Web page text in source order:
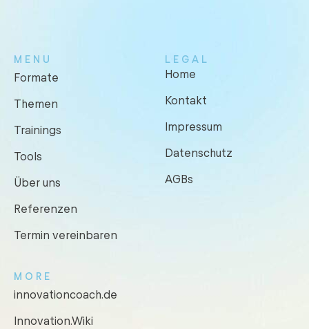
MENU
Formate
Themen
Trainings
Tools
Über uns
Referenzen
Termin vereinbaren
LEGAL
Home
Kontakt
Impressum
Datenschutz
AGBs
MORE
innovationcoach.de
Innovation.Wiki